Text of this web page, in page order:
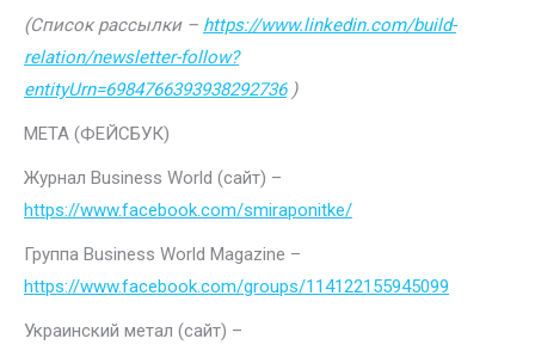
(Список рассылки – https://www.linkedin.com/build-
relation/newsletter-follow?
entityUrn=6984766393938292736)
МЕТА (ФЕЙСБУК)
Журнал Business World (сайт) –
https://www.facebook.com/smiraponitke/
Группа Business World Magazine –
https://www.facebook.com/groups/114122155945099
Украинский метал (сайт) –